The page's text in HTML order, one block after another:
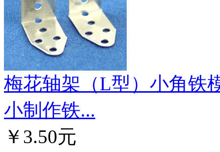
梅花轴架（L型）小角铁
小制作铁...
￥3.50元